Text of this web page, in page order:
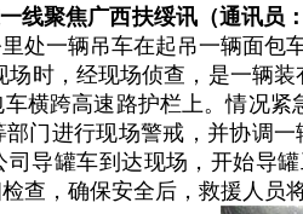
线聚焦广西扶绥讯（通讯员
处一辆吊车在起吊一辆面包
，经现场侦查，是一辆装
横跨高速路护栏上。情况
门进行现场警戒，并协调
司导罐车到达现场，开始导
查，确保安全后，救援人员